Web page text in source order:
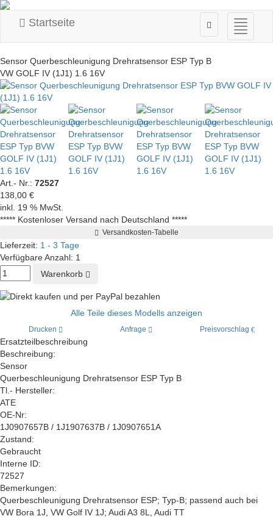
ein-/
Startseite
Sensor Querbeschleunigung Drehratsensor ESP Typ B
VW GOLF IV (1J1) 1.6 16V
Art.- Nr.: 72527
138,00 €
inkl. 19 % MwSt.
***** Kostenloser Versand nach Deutschland *****
Versandkosten-Tabelle
Lieferzeit: 1 - 3 Tage
Verfügbare Anzahl: 1
Warenkorb
Alle Teile dieses Modells anzeigen
Drucken Anfrage Preisvorschlag
Ersatzteilbeschreibung
Beschreibung:
Sensor
Querbeschleunigung Drehratsensor ESP Typ B
Tl.- Hersteller:
ATE
OE-Nr:
1J0907657B / 1J1907637B / 1J0907651A
Zustand:
Gebraucht
Interne ID:
72527
Bemerkungen:
Querbeschleunigung Drehratsensor ESP; Typ-B; passend auch bei
VW Bora 1J, VW Golf IV 1J; Audi A3 8L, Audi TT